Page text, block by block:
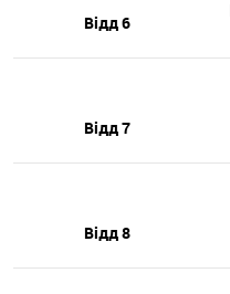
Відд 6
Відд 7
Відд 8